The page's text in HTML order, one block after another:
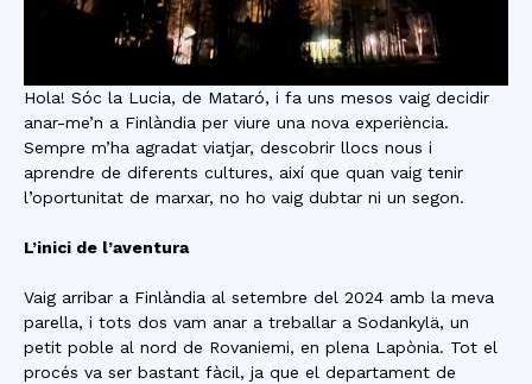
Hola! Sóc la Lucia, de Mataró, i fa uns mesos vaig decidir
anar-me’n a Finlàndia per viure una nova experiència.
Sempre m’ha agradat viatjar, descobrir llocs nous i
aprendre de diferents cultures, així que quan vaig tenir
l’oportunitat de marxar, no ho vaig dubtar ni un segon.
L’inici de l’aventura
Vaig arribar a Finlàndia al setembre del 2024 amb la meva
parella, i tots dos vam anar a treballar a Sodankylä, un
petit poble al nord de Rovaniemi, en plena Lapònia. Tot el
procés va ser bastant fàcil, ja que el departament de